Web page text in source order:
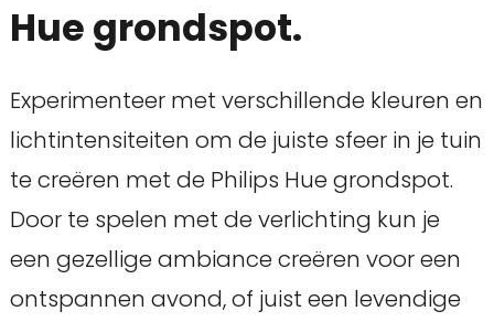
Hue grondspot.
Experimenteer met verschillende kleuren en
lichtintensiteiten om de juiste sfeer in je tuin
te creëren met de Philips Hue grondspot.
Door te spelen met de verlichting kun je
een gezellige ambiance creëren voor een
ontspannen avond, of juist een levendige